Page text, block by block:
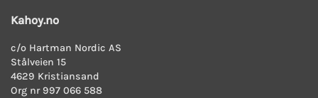
Kahoy.no
c/o Hartman Nordic AS
Stålveien 15
4629 Kristiansand
Org nr 997 066 588